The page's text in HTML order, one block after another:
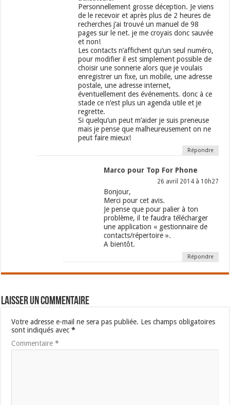
Personnellement grosse déception. Je viens
de le recevoir et après plus de 2 heures de
recherches j’ai trouvé un manuel de 98
pages sur le net. je me croyais donc sauvée
et non!
Les contacts n’affichent qu’un seul numéro,
pour modifier il est simplement possible de
choisir une sonnerie alors que je voulais
enregistrer un fixe, un mobile, une adresse
postale, une adresse internet,
éventuellement des événements. donc à ce
stade ce n’est plus un agenda utile et je
regrette.
Si quelqu’un peut m’aider je suis preneuse
mais je pense que malheureusement on ne
peut faire mieux!
Répondre
Marco pour Top For Phone
26 avril 2014 à 10h27
Bonjour,
Merci pour cet avis.
Je pense que pour palier à ton
problème, il te faudra télécharger
une application « gestionnaire de
contacts/répertoire ».
A bientôt.
Répondre
Laisser un commentaire
Votre adresse e-mail ne sera pas publiée. Les champs obligatoires
sont indiqués avec*
Commentaire*